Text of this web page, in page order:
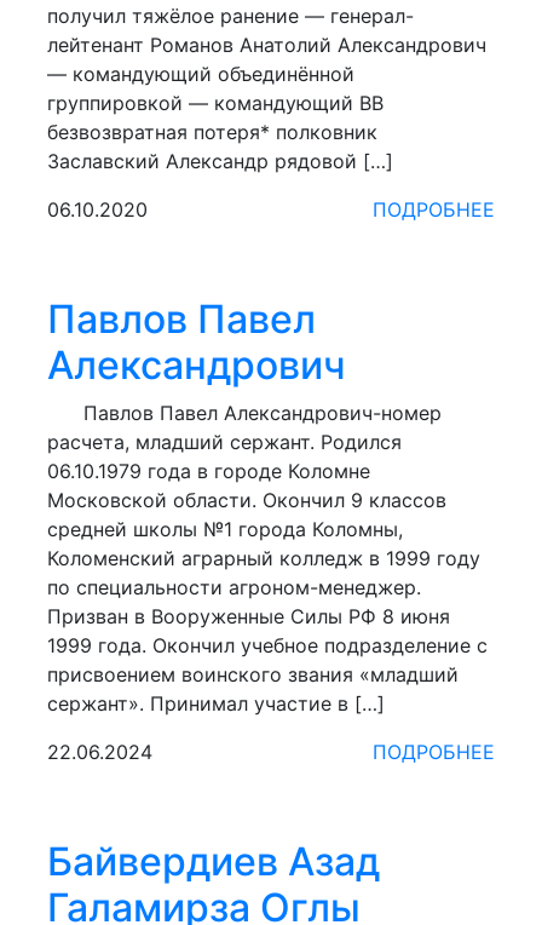
получил тяжёлое ранение — генерал-
лейтенант Романов Анатолий Александрович
— командующий объединённой
группировкой — командующий ВВ
безвозвратная потеря* полковник
Заславский Александр рядовой […]
06.10.2020
ПОДРОБНЕЕ
Павлов Павел
Александрович
Павлов Павел Александрович-номер
расчета, младший сержант. Родился
06.10.1979 года в городе Коломне
Московской области. Окончил 9 классов
средней школы №1 города Коломны,
Коломенский аграрный колледж в 1999 году
по специальности агроном-менеджер.
Призван в Вооруженные Силы РФ 8 июня
1999 года. Окончил учебное подразделение с
присвоением воинского звания «младший
сержант». Принимал участие в […]
22.06.2024
ПОДРОБНЕЕ
Байвердиев Азад
Галамирза Оглы